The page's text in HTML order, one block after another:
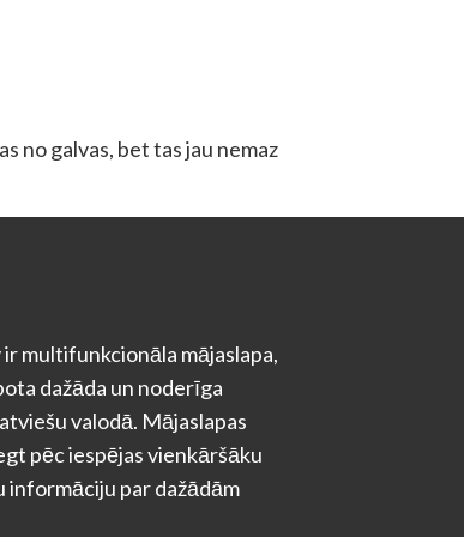
no galvas, bet tas jau nemaz
multifunkcionāla mājaslapa,
dažāda un noderīga
valodā. Mājaslapas
pēc iespējas vienkāršāku
informāciju par dažādām